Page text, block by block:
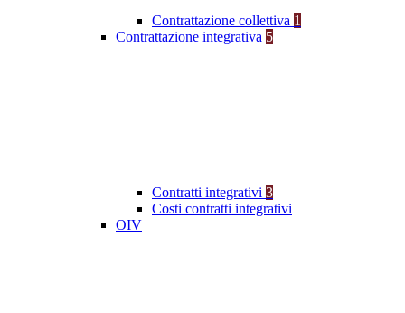
Contrattazione collettiva 1
Contrattazione integrativa 5
Contratti integrativi 3
Costi contratti integrativi
OIV